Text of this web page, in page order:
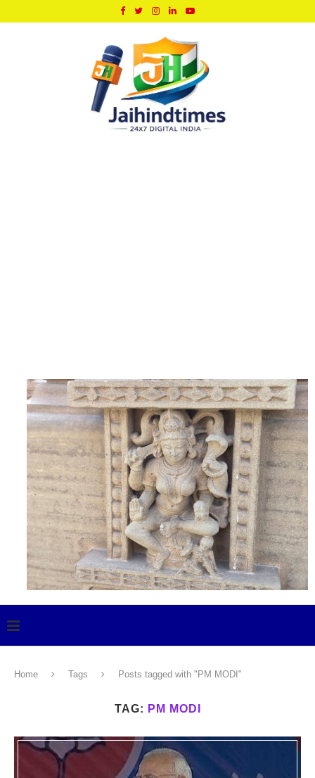
Home Tags Posts tagged with "PM MODI"
TAG: PM MODI